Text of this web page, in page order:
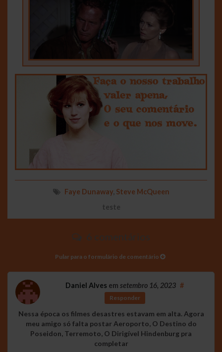
Faye Dunaway, Steve McQueen
teste
6 comentários
Pular para o formulário de comentário
Daniel Alves em setembro 16, 2023 #
Responder
Nessa época os filmes desastres estavam em alta. Agora
meu amigo só falta postar Aeroporto, O Destino do
Poseidon, Terremoto, O Dirigível Hindenburg pra
completar